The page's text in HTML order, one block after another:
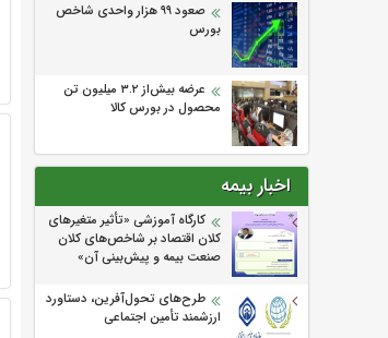
صعود ۹۹ هزار واحدی شاخص
بورس
عرضه بیش‌از ۳.۲ میلیون تن
محصول در بورس کالا
اخبار بیمه
كارگاه آموزشی «تأثیر متغیرهای
كلان اقتصاد بر شاخص‌های كلان
صنعت بیمه و پیش‌بینی آن»
طرح‌های تحول‌آفرین، دستاورد
ارزشمند تأمین اجتماعی